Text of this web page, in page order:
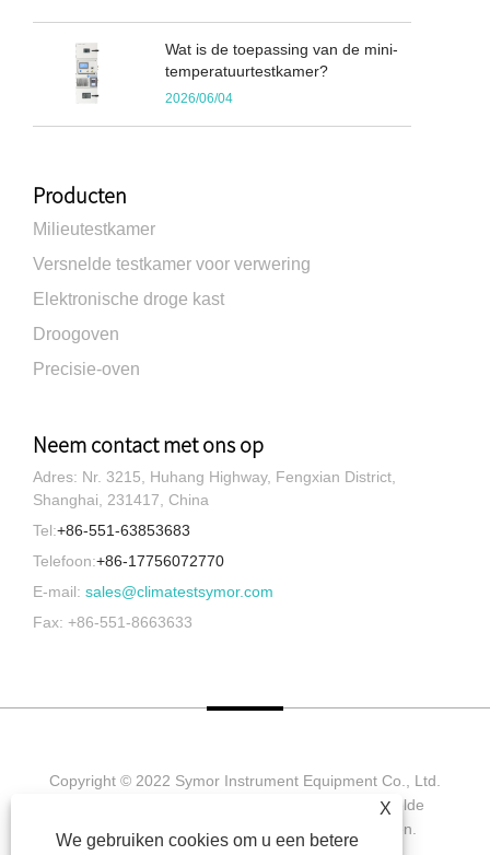
Wat is de toepassing van de mini-
temperatuurtestkamer?
2026/06/04
Producten
Milieutestkamer
Versnelde testkamer voor verwering
Elektronische droge kast
Droogoven
Precisie-oven
Neem contact met ons op
Adres: Nr. 3215, Huhang Highway, Fengxian District,
Shanghai, 231417, China
Tel:+86-551-63853683
Telefoon:+86-17756072770
E-mail: sales@climatestsymor.com
Fax: +86-551-8663633
Copyright © 2022 Symor Instrument Equipment Co., Ltd.
Milieutestkamer, elektronische droogkast, versnelde
verweringstestkamer. Alle rechten voorbehouden.
X
We gebruiken cookies om u een betere